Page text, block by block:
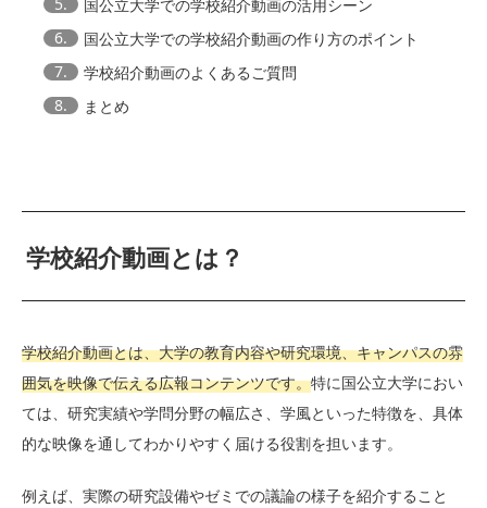
国公立大学での学校紹介動画の活用シーン
6.
国公立大学での学校紹介動画の作り方のポイント
7.
学校紹介動画のよくあるご質問
8.
まとめ
学校紹介動画とは？
学校紹介動画とは、大学の教育内容や研究環境、キャンパスの雰
囲気を映像で伝える広報コンテンツです。特に国公立大学におい
ては、研究実績や学問分野の幅広さ、学風といった特徴を、具体
的な映像を通してわかりやすく届ける役割を担います。
例えば、実際の研究設備やゼミでの議論の様子を紹介すること